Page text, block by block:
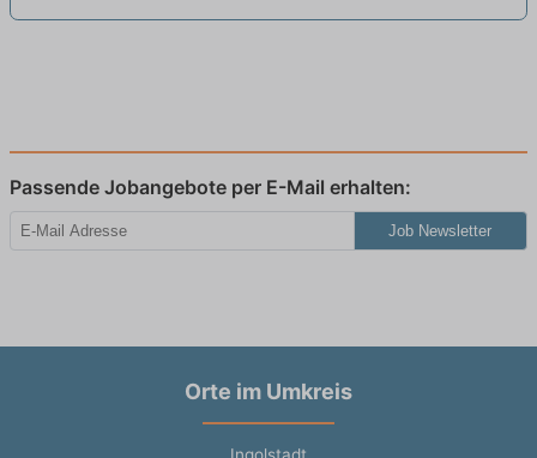
Passende Jobangebote per E-Mail erhalten:
Job Newsletter
Orte im Umkreis